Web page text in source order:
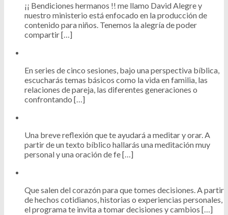
¡¡ Bendiciones hermanos !! me llamo David Alegre y
nuestro ministerio está enfocado en la producción de
contenido para niños. Tenemos la alegría de poder
compartir […]
En series de cinco sesiones, bajo una perspectiva bíblica,
escucharás temas básicos como la vida en familia, las
relaciones de pareja, las diferentes generaciones o
confrontando […]
Una breve reflexión que te ayudará a meditar y orar. A
partir de un texto bíblico hallarás una meditación muy
personal y una oración de fe […]
Que salen del corazón para que tomes decisiones. A partir
de hechos cotidianos, historias o experiencias personales,
el programa te invita a tomar decisiones y cambios […]